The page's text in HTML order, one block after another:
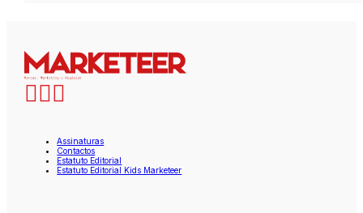
Assinaturas
Contactos
Estatuto Editorial
Estatuto Editorial Kids Marketeer